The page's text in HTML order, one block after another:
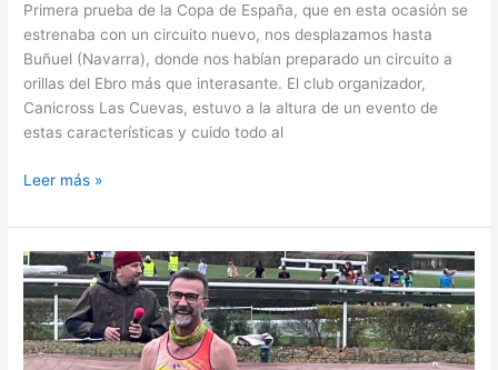
Primera prueba de la Copa de España, que en esta ocasión se
estrenaba con un circuito nuevo, nos desplazamos hasta
Buñuel (Navarra), donde nos habían preparado un circuito a
orillas del Ebro más que interasante. El club organizador,
Canicross Las Cuevas, estuvo a la altura de un evento de
estas características y cuido todo al
Leer más »
Campeonato
del
Mundo
ICF
Pardubice